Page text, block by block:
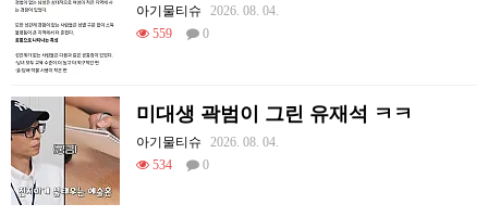
아기물티슈
2026. 08. 04.
559
0
미대생 곽범이 그린 유재석 ㅋㅋ
아기물티슈
2026. 08. 04.
534
0